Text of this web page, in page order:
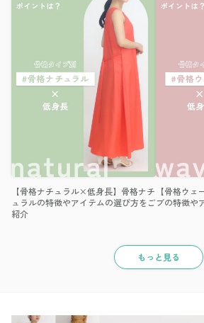
【骨格ナチュラル×低身長】骨格ナチ
ュラルの特徴やアイテムの選び方をご
紹介
【骨格ウ
ブの特徴や
もっと見る